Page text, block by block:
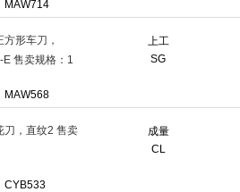
MAW714
上工
SG
形车刀，
售卖规格：1
MAW568
成量
CL
刀，直纹2 售卖
CYB533